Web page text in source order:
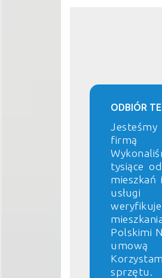
ODBIÓR
firmą
tysiące
usługi
Polskimi
sprzętu.